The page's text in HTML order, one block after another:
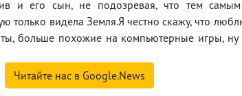
и его сын, не подозревая, что тем
только видела Земля.Я честно скажу, что
больше похожие на компьютерные игры,
Читайте нас в Google.News